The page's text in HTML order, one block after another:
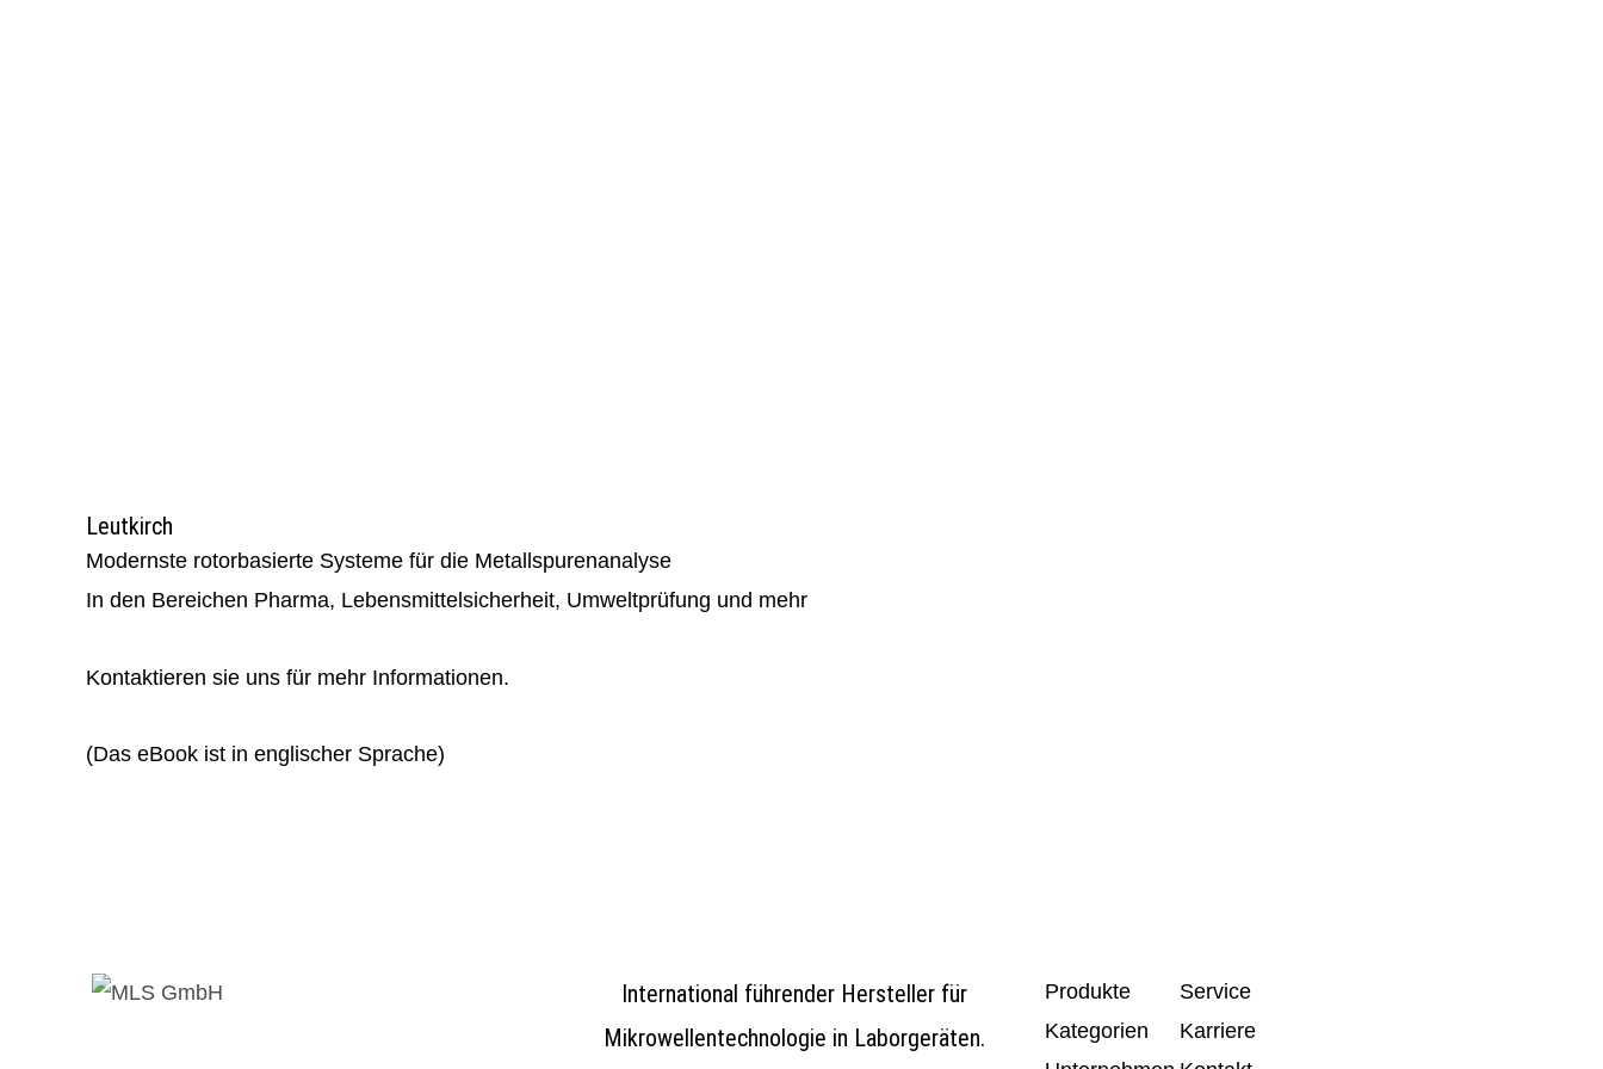
Leutkirch
Modernste rotorbasierte Systeme für die Metallspurenanalyse
In den Bereichen Pharma, Lebensmittelsicherheit, Umweltprüfung und mehr
Kontaktieren sie uns für mehr Informationen.
(Das eBook ist in englischer Sprache)
International führender Hersteller für
Mikrowellentechnologie in Laborgeräten.
Produkte
Kategorien
Service
Karriere